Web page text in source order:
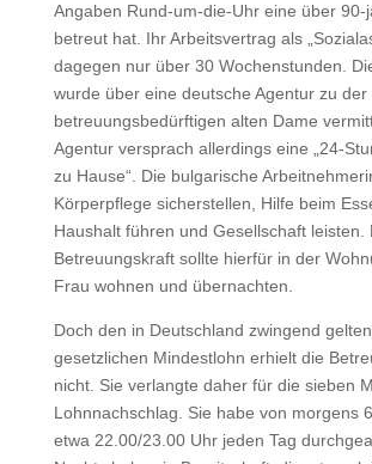
Angaben Rund-um-die-Uhr eine über 90-
betreut hat. Ihr Arbeitsvertrag als
dagegen nur über 30 Wochenstunden.
wurde über eine deutsche Agentur zu der
betreuungsbedürftigen alten Dame
Agentur versprach allerdings eine „24-
zu Hause“. Die bulgarische
Körperpflege sicherstellen, Hilfe beim
Haushalt führen und Gesellschaft leisten.
Betreuungskraft sollte hierfür in der
Frau wohnen und übernachten.
Doch den in Deutschland zwingend
gesetzlichen Mindestlohn erhielt die
nicht. Sie verlangte daher für die sieben
Lohnnachschlag. Sie habe von morgens
etwa 22.00/23.00 Uhr jeden Tag